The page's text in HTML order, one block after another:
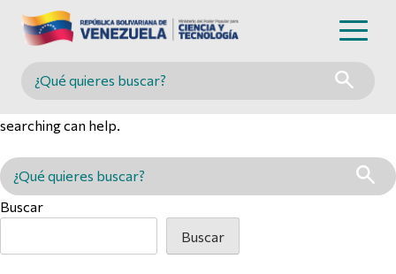
Buscar en MINCYT
searching can help.
Buscar en MINCYT
Buscar
Buscar